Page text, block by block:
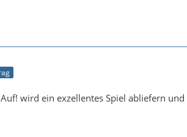
wird ein exzellentes Spiel abliefern und